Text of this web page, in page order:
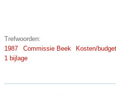
Trefwoorden:
1987
Commissie Beek Kosten/budget
1 bijlage